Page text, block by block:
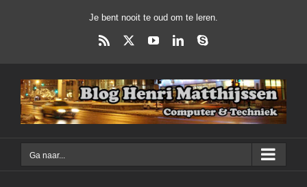
Je bent nooit te oud om te leren.
Rss YouTubeLinkedInSkype
Ga naar...